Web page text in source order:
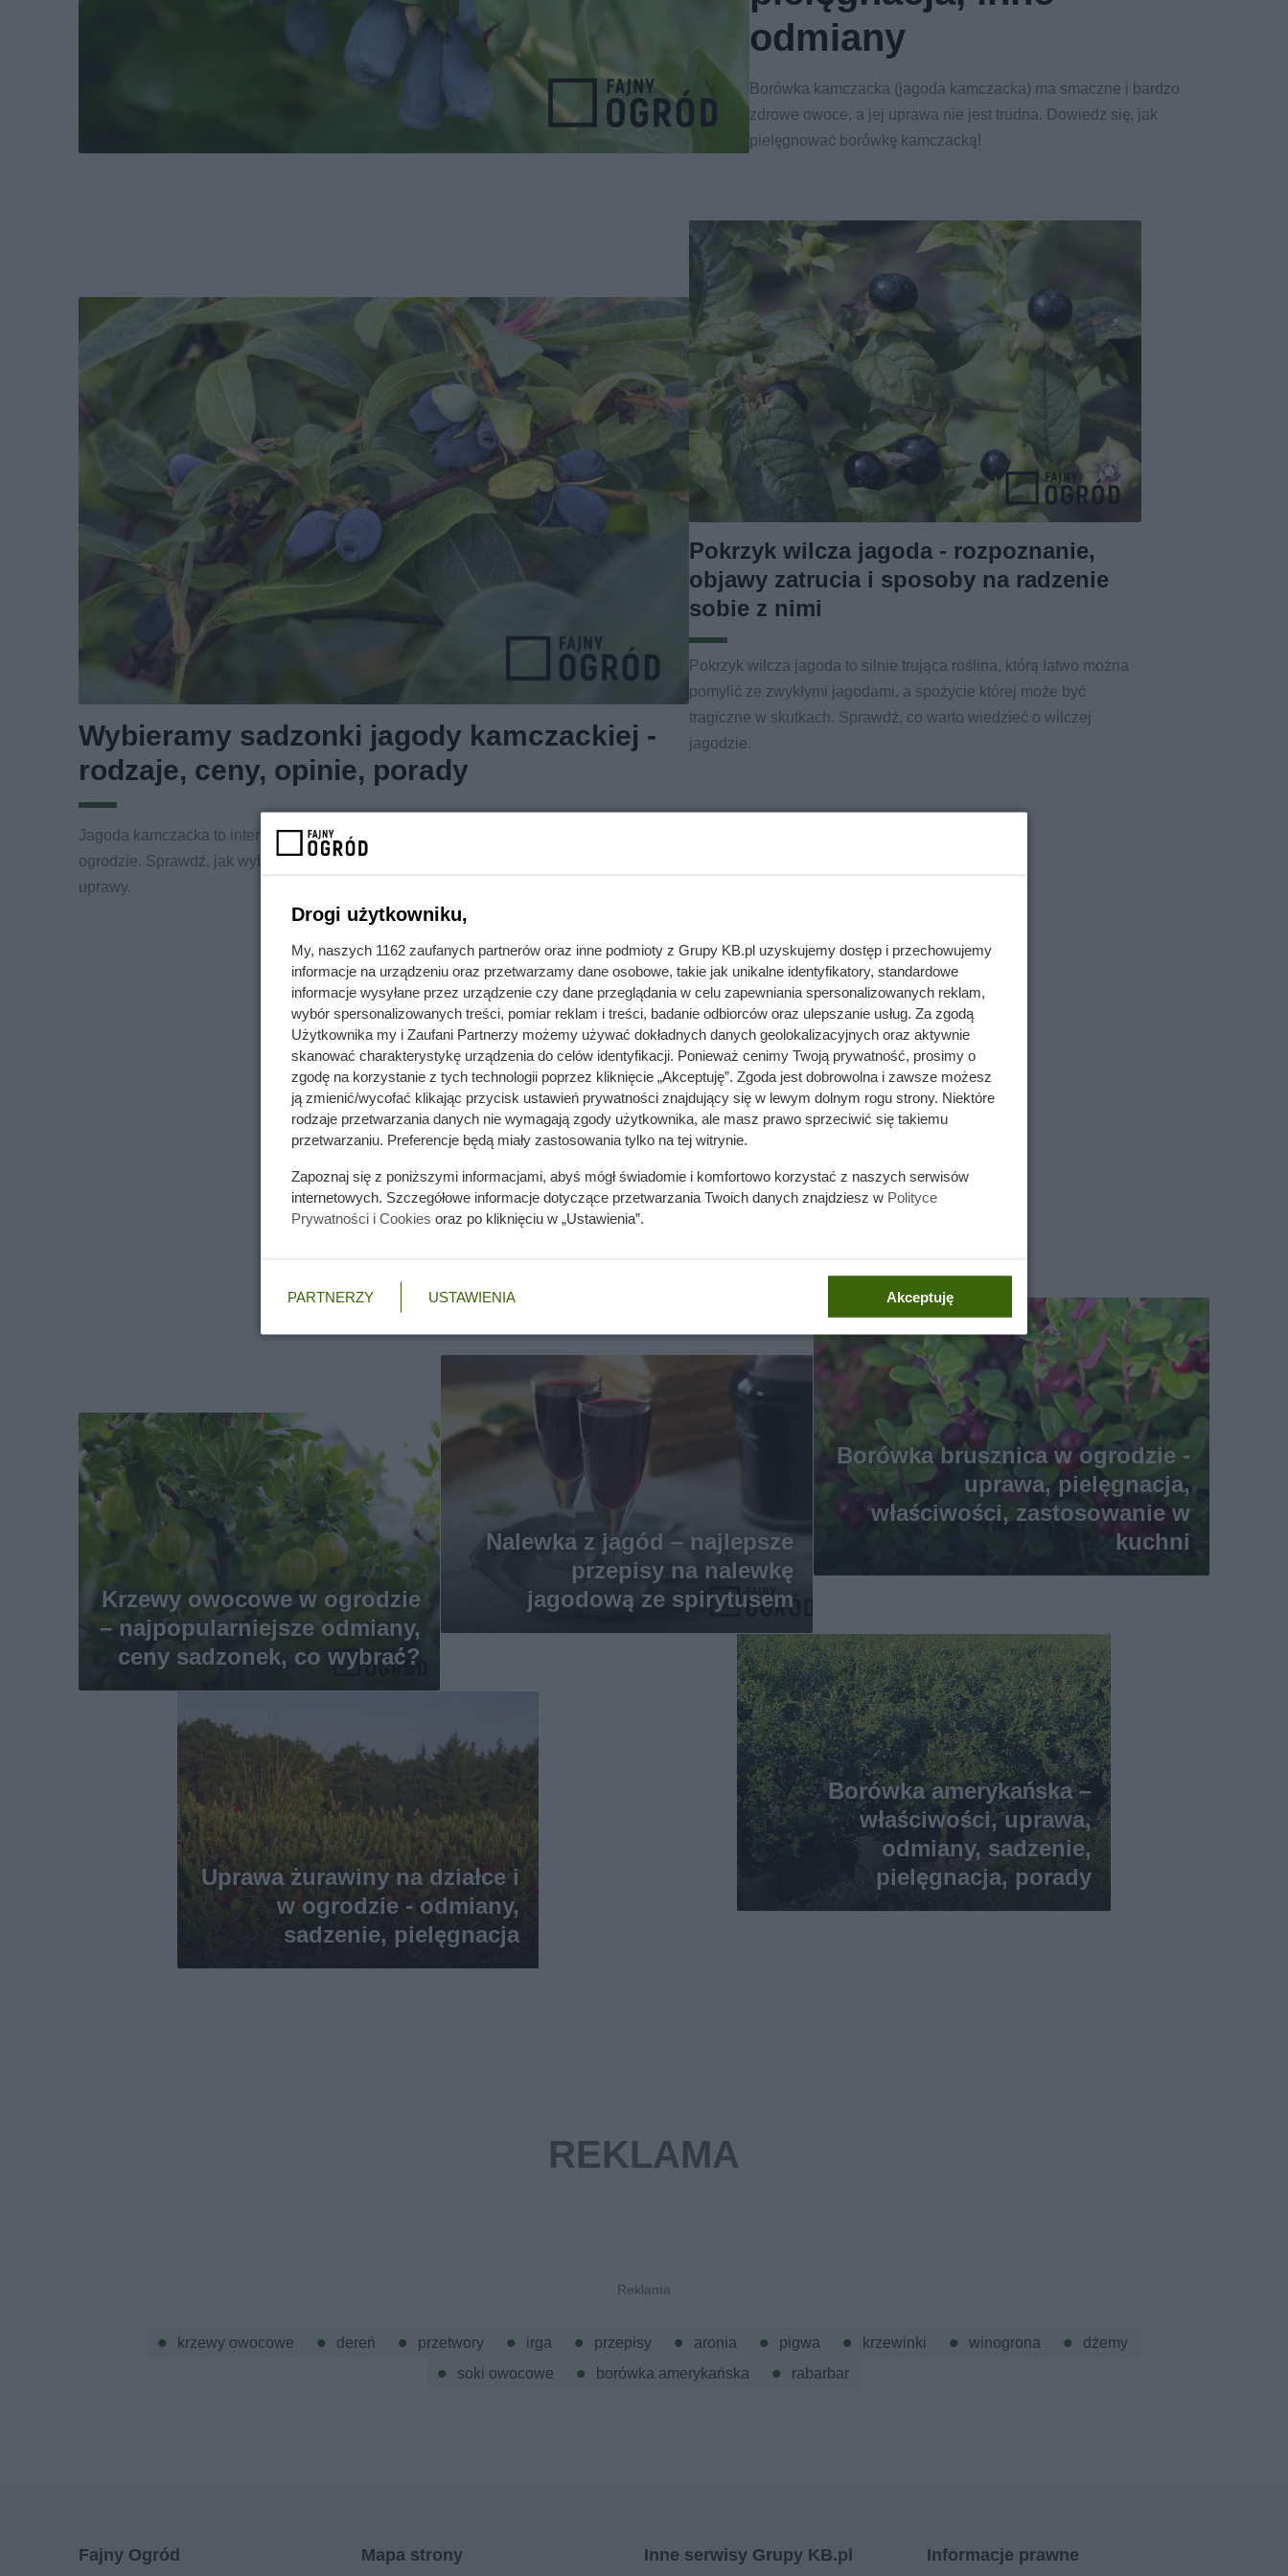
odmiany
Borówka kamczacka (jagoda kamczacka) ma smaczne i bardzo
zdrowe owoce, a jej uprawa nie jest trudna. Dowiedz się, jak
pielęgnować borówkę kamczacką!
Wybieramy sadzonki jagody kamczackiej -
rodzaje, ceny, opinie, porady
Jagoda kamczacka to interesująca roślina, której uprawę warto rozważyć w swoim
ogrodzie. Sprawdź, jak wybrać sadzonki jagody kamczackiej i poznaj podstawy jej
uprawy.
Pokrzyk wilcza jagoda - rozpoznanie,
objawy zatrucia i sposoby na radzenie
sobie z nimi
Pokrzyk wilcza jagoda to silnie trująca roślina, którą łatwo można
pomylić ze zwykłymi jagodami, a spożycie której może być
tragiczne w skutkach. Sprawdź, co warto wiedzieć o wilczej
jagodzie.
Krzewy owocowe w ogrodzie
– najpopularniejsze odmiany,
ceny sadzonek, co wybrać?
Nalewka z jagód – najlepsze
przepisy na nalewkę
jagodową ze spirytusem
Borówka brusznica w ogrodzie -
uprawa, pielęgnacja,
właściwości, zastosowanie w
kuchni
Uprawa żurawiny na działce i
w ogrodzie - odmiany,
sadzenie, pielęgnacja
Borówka amerykańska –
właściwości, uprawa,
odmiany, sadzenie,
pielęgnacja, porady
krzewy owocowe dereń przetwory irga przepisy aronia pigwa krzewinki winogrona
dżemy
soki owocowe
borówka amerykańska rabarbar
Fajny Ogród Mapa strony Inne serwisy Grupy KB.pl Informacje prawne
Drogi użytkowniku,
My, naszych 1162 zaufanych partnerów oraz inne podmioty z Grupy KB.pl uzyskujemy dostęp i przechowujemy
informacje na urządzeniu oraz przetwarzamy dane osobowe, takie jak unikalne identyfikatory, standardowe
informacje wysyłane przez urządzenie czy dane przeglądania w celu zapewniania spersonalizowanych reklam,
wybór spersonalizowanych treści, pomiar reklam i treści, badanie odbiorców oraz ulepszanie usług. Za zgodą
Użytkownika my i Zaufani Partnerzy możemy używać dokładnych danych geolokalizacyjnych oraz aktywnie
skanować charakterystykę urządzenia do celów identyfikacji. Ponieważ cenimy Twoją prywatność, prosimy o
zgodę na korzystanie z tych technologii poprzez kliknięcie „Akceptuję”. Zgoda jest dobrowolna i zawsze możesz
ją zmienić/wycofać klikając przycisk ustawień prywatności znajdujący się w lewym dolnym rogu strony. Niektóre
rodzaje przetwarzania danych nie wymagają zgody użytkownika, ale masz prawo sprzeciwić się takiemu
przetwarzaniu. Preferencje będą miały zastosowania tylko na tej witrynie.
Zapoznaj się z poniższymi informacjami, abyś mógł świadomie i komfortowo korzystać z naszych serwisów
internetowych. Szczegółowe informacje dotyczące przetwarzania Twoich danych znajdziesz w Polityce
Prywatności i Cookies oraz po kliknięciu w „Ustawienia”.
PARTNERZY USTAWIENIA Akceptuję